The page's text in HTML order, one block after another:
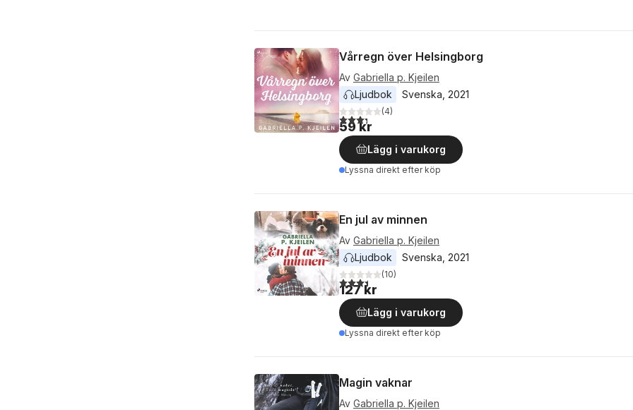
Vårregn över Helsingborg
Av Gabriella p. Kjeilen
Ljudbok
Svenska 2021
3,3utav 5 stjärnor. Totalt antal röster:
(4)
59 kr
Lägg i varukorg
Lyssna direkt efter köp
En jul av minnen
Av Gabriella p. Kjeilen
Ljudbok
Svenska 2021
3,4utav 5 stjärnor. Totalt antal röster:
(10)
127 kr
Lägg i varukorg
Lyssna direkt efter köp
Magin vaknar
Av Gabriella p. Kjeilen